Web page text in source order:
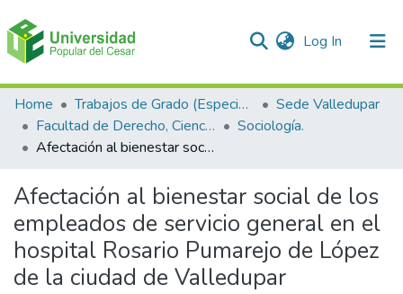
Log In (current)
Communities & Collections
All of DSpace
Home Trabajos de Grado (Especializaciones y Pregrados)
Sede Valledupar
Facultad de Derecho, Ciencias Políticas y Sociales.
Sociología.
Afectación al bienestar social de los empleados de servicio general en el hospital Rosario Pumarejo de López de la ciudad de Valledupar
Afectación al bienestar social de los
empleados de servicio general en el
hospital Rosario Pumarejo de López
de la ciudad de Valledupar